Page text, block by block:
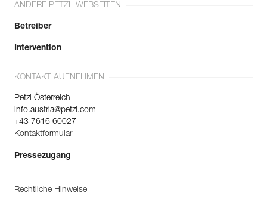
ANDERE PETZL WEBSEITEN
Betreiber
Intervention
KONTAKT AUFNEHMEN
Petzl Österreich
info.austria@petzl.com
+43 7616 60027
Kontaktformular
Pressezugang
Rechtliche Hinweise